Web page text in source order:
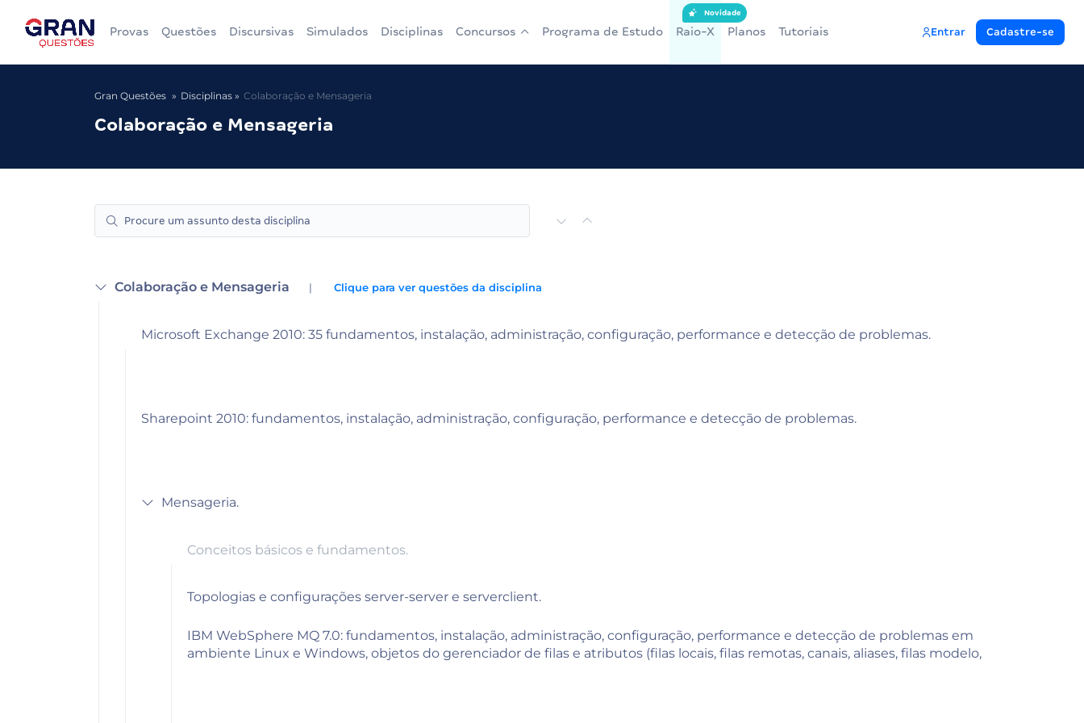
Provas Questões Discursivas Simulados Disciplinas Concursos Programa de Estudo Raio-X
Novidade
Planos Tutoriais Entrar Cadastre-se
Gran Questões Disciplinas Colaboração e Mensageria
Colaboração e Mensageria
Colaboração e Mensageria | Clique para ver questões da disciplina
Microsoft Exchange 2010: 35 fundamentos, instalação, administração, configuração, performance e detecção de problemas.
Sharepoint 2010: fundamentos, instalação, administração, configuração, performance e detecção de problemas.
Mensageria.
Conceitos básicos e fundamentos.
Topologias e configurações server-server e serverclient.
IBM WebSphere MQ 7.0: fundamentos, instalação, administração, configuração, performance e detecção de problemas em
ambiente Linux e Windows, objetos do gerenciador de filas e atributos (filas locais, filas remotas, canais, aliases, filas modelo,